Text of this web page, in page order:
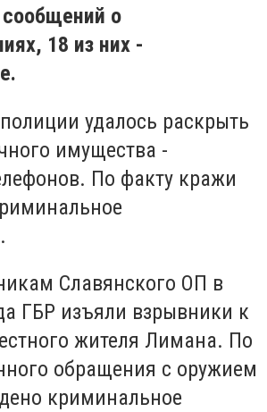
о
18 из них -
удалось раскрыть
имущества -
По факту кражи
Славянского ОП в
ГБР изъяли взрывники к
жителя Лимана. По
обращения с оружием
криминальное